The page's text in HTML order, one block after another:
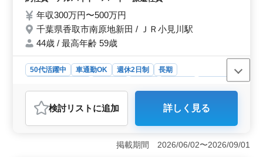
・会計記帳代行 ・経理事務、税理士業務に
付随する一切の業務 ・パソコン会計による
入力業務 ＊マイカー通勤可能、敷地内に駐
車場がございます ＊繁忙期以外の月は残業
きる業務量に調整しています。 ☆50代以上
のベテラン経験者・シニア世代活躍中の企業
年収300万円〜500万円
千葉県香取市南原地新田 / ＪＲ小見川駅
44歳 / 最高年齢 59歳
50代活躍中 車通勤OK 週休2日制
長期
派遣社員
会計事務所
おすすめポイント
＜経験重視＞ 会計事務所経験5年以上の方を求め、税務
会計業務全般を担当します。税務申告や会計記帳代行、
経理事務など幅広い業務に携わります。経験豊富な中高
検討リスト に追加 詳しく見る
掲載期間 2026/06/02〜2026/09/01